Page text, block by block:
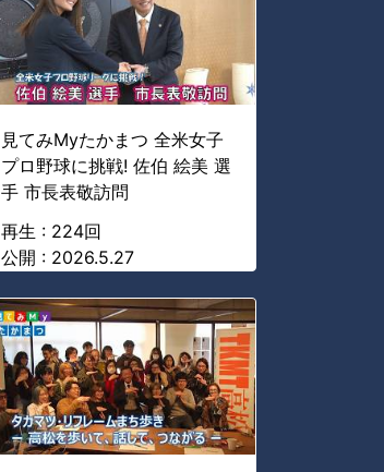
見てみMyたかまつ 全米女子
プロ野球に挑戦! 佐伯 絵美 選
手 市長表敬訪問
再生 : 224回
公開 : 2026.5.27